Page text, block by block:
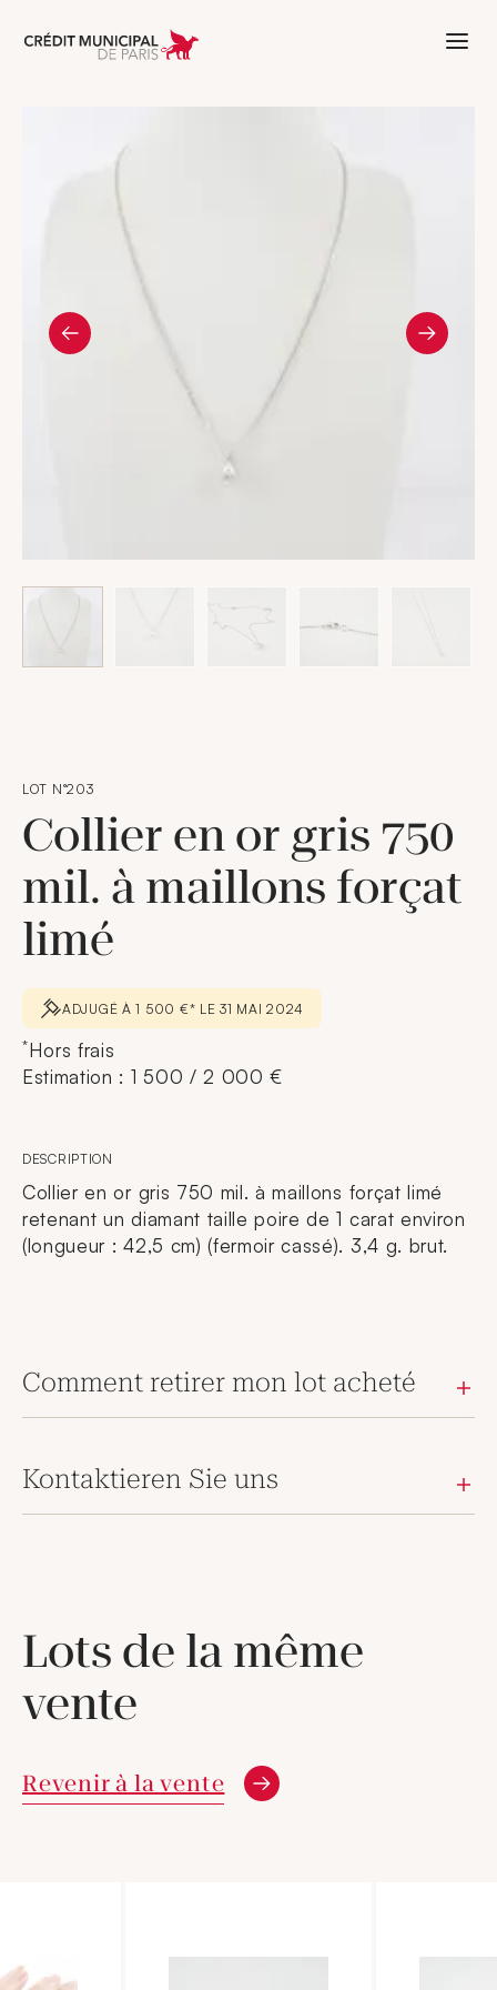
Aller à l'accueil de Crédit Municipal
LOT N°203
Collier en or gris 750
mil. à maillons forçat
limé
ADJUGÉ À 1 500 €* LE 31 MAI 2024
*Hors frais
Estimation : 1 500 / 2 000 €
DESCRIPTION
Collier en or gris 750 mil. à maillons forçat limé
retenant un diamant taille poire de 1 carat environ
(longueur : 42,5 cm) (fermoir cassé). 3,4 g. brut.
Comment retirer mon lot acheté
Kontaktieren Sie uns
Lots de la même
vente
Revenir à la vente